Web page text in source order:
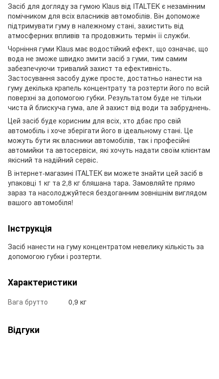
Засіб для догляду за гумою Klaus від ITALTEK є незамінним
помічником для всіх власників автомобілів. Він допоможе
підтримувати гуму в належному стані, захистить від
атмосферних впливів та продовжить термін її служби.
Чорніння гуми Klaus має водостійкий ефект, що означає, що
вода не зможе швидко змити засіб з гуми, тим самим
забезпечуючи тривалий захист та ефективність.
Застосування засобу дуже просте, достатньо нанести на
гуму декілька крапель концентрату та розтерти його по всій
поверхні за допомогою губки. Результатом буде не тільки
чиста й блискуча гума, але й захист від води та забруднень.
Цей засіб буде корисним для всіх, хто дбає про свій
автомобіль і хоче зберігати його в ідеальному стані. Це
можуть бути як власники автомобілів, так і професійні
автомийки та автосервіси, які хочуть надати своїм клієнтам
якісний та надійний сервіс.
В інтернет-магазині ITALTEK ви можете знайти цей засіб в
упаковці 1 кг та 2,8 кг бляшана тара. Замовляйте прямо
зараз та насолоджуйтеся бездоганним зовнішнім виглядом
вашого автомобіля!
Інструкція
Засіб нанести на гуму концентратом невелику кількість за
допомогою губки і розтерти.
Характеристики
Вага брутто 0,9 кг
Відгуки